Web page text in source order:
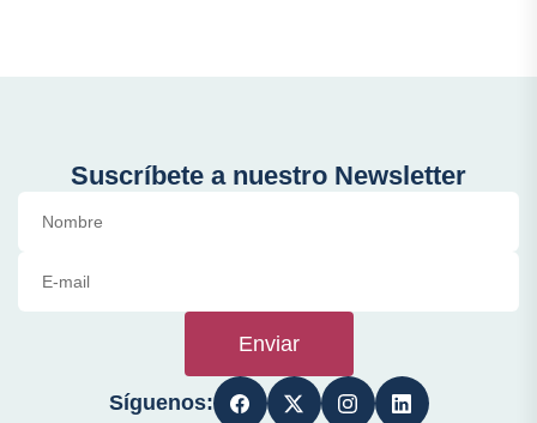
Suscríbete a nuestro Newsletter
Enviar
Síguenos: